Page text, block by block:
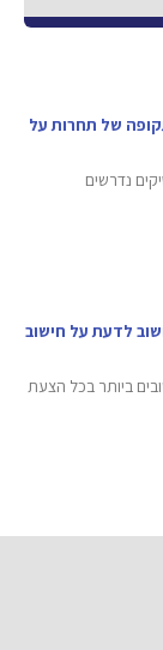
של תחרות על
נדרשים
לדעת על חישוב
ביותר בכל הצעת